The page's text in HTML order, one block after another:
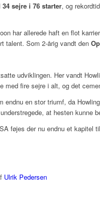
34 sejre i 76 starter, og
har allerede haft en flot
talent. Som 2-årig vandt den
udviklingen. Her vandt
med fire sejre i alt, og det
endnu en stor triumf, da
at hesten kunne
føjes der nu endnu et kapitel
Ulrik Pedersen